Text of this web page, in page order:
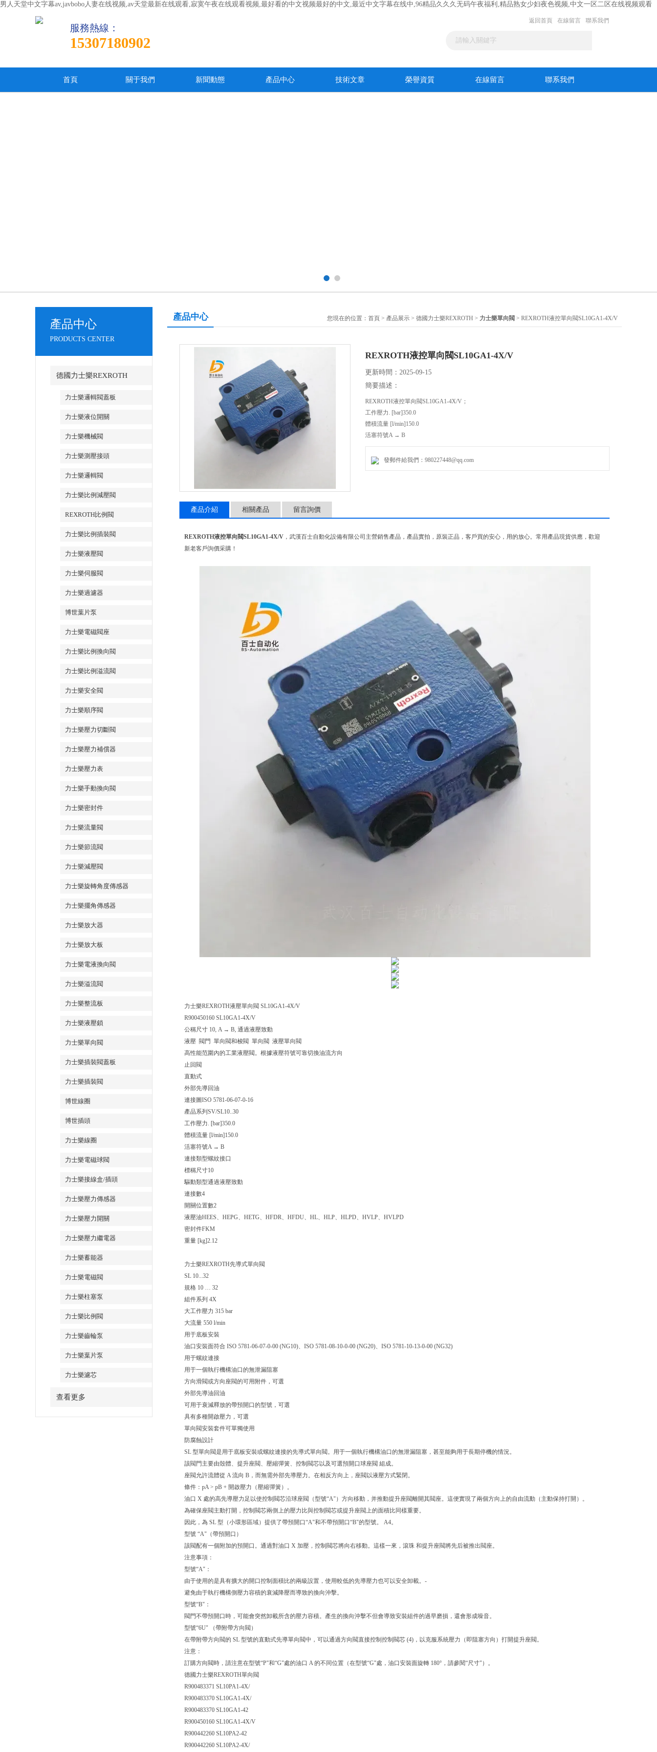
男人天堂中文字幕av,javbobo人妻在线视频,av天堂最新在线观看,寂寞午夜在线观看视频,最好看的中文视频最好的中文,最近中文字幕在线中,96精品久久久无码午夜福利,精品熟女少妇夜色视频,中文一区二区在线视频观看
服務熱線：
15307180902
返回首頁 在線留言 聯系我們
首頁 關于我們 新聞動態 產品中心 技術文章 榮譽資質 在線留言 聯系我們
產品中心
PRODUCTS CENTER
德國力士樂REXROTH
力士樂邏輯閥蓋板
力士樂液位開關
力士樂機械閥
力士樂測壓接頭
力士樂邏輯閥
力士樂比例減壓閥
REXROTH比例閥
力士樂比例插裝閥
力士樂液壓閥
力士樂伺服閥
力士樂過濾器
博世葉片泵
力士樂電磁閥座
力士樂比例換向閥
力士樂比例溢流閥
力士樂安全閥
力士樂順序閥
力士樂壓力切斷閥
力士樂壓力補償器
力士樂壓力表
力士樂手動換向閥
力士樂密封件
力士樂流量閥
力士樂節流閥
力士樂減壓閥
力士樂旋轉角度傳感器
力士樂擺角傳感器
力士樂放大器
力士樂放大板
力士樂電液換向閥
力士樂溢流閥
力士樂整流板
力士樂液壓鎖
力士樂單向閥
力士樂插裝閥蓋板
力士樂插裝閥
博世線圈
博世插頭
力士樂線圈
力士樂電磁球閥
力士樂接線盒/插頭
力士樂壓力傳感器
力士樂壓力開關
力士樂壓力繼電器
力士樂蓄能器
力士樂電磁閥
力士樂柱塞泵
力士樂比例閥
力士樂齒輪泵
力士樂葉片泵
力士樂濾芯
查看更多
產品中心 您現在的位置： 首頁 > 產品展示 > 德國力士樂REXROTH > 力士樂單向閥 > REXROTH液控單向閥SL10GA1-4X/V
REXROTH液控單向閥SL10GA1-4X/V
更新時間：2025-09-15
簡要描述：
REXROTH液控單向閥SL10GA1-4X/V；
工作壓力. [bar]350.0
體積流量 [l/min]150.0
活塞符號A → B
連接類型螺紋接口
標稱尺寸10
驅動類型通過液壓致動
發郵件給我們：980227448@qq.com
產品介紹 相關產品 留言詢價
REXROTH液控單向閥SL10GA1-4X/V ，武漢百士自動化設備有限公司主營銷售產品，產品實拍，原裝正品，客戶買的安心，用的放心。常用產品現貨供應，歡迎
新老客戶詢價采購！
力士樂REXROTH液壓單向閥 SL10GA1-4X/V
R900450160 SL10GA1-4X/V
公稱尺寸 10, A → B, 通過液壓致動
液壓 閥門 單向閥和梭閥 單向閥 液壓單向閥
高性能范圍內的工業液壓閥。根據液壓符號可靠切換油流方向
止回閥
直動式
外部先導回油
連接圖ISO 5781-06-07-0-16
產品系列 SV/SL10..30
工作壓力. [bar]350.0
體積流量 [l/min]150.0
活塞符號A → B
連接類型螺紋接口
標稱尺寸10
驅動類型通過液壓致動
連接數4
開關位置數2
液壓油HEES、HEPG、HETG、HFDR、HFDU、HL、HLP、HLPD、HVLP、HVLPD
密封件FKM
重量 [kg]2.12
力士樂REXROTH先導式單向閥
SL 10...32
規格 10 … 32
組件系列 4X
大工作壓力 315 bar
大流量 550 l/min
用于底板安裝
油口安裝面符合 ISO 5781-06-07-0-00 (NG10)、ISO 5781-08-10-0-00 (NG20)、ISO 5781-10-13-0-00 (NG32)
用于螺紋連接
用于一個執行機構油口的無泄漏阻塞
方向滑閥或方向座閥的可用附件，可選
外部先導油回油
可用于衰減釋放的帶預開口的型號，可選
具有多種開啟壓力，可選
單向閥安裝套件可單獨使用
防腐蝕設計
SL 型單向閥是用于底板安裝或螺紋連接的先導式單向閥。用于一個執行機構油口的無泄漏阻塞，甚至能夠用于長期停機的情況。
該閥門主要由殼體、提升座閥、壓縮彈簧、控制閥芯以及可選預開口球座閥 組成。
座閥允許流體從 A 流向 B，而無需外部先導壓力。在相反方向上，座閥以液壓方式緊閉。
條件：pA > pB + 開啟壓力（壓縮彈簧）。
油口 X 處的高先導壓力足以使控制閥芯沿球座閥（型號“A"）方向移動，并推動提升座閥離開其閥座。這便實現了兩個方向上的自由流動（主動保持打開）。
為確保座閥主動打開，控制閥芯兩側上的壓力比與控制閥芯或提升座閥上的面積比同樣重要。
因此，為 SL 型（小環形區域）提供了帶預開口“A"和不帶預開口“B"的型號。 A4。
型號 “A"（帶預開口）
該閥配有一個附加的預開口。通過對油口 X 加壓，控制閥芯將向右移動。這樣一來，滾珠 和提升座閥將先后被推出閥座。
注意事項：
型號“A"：
由于使用的是具有擴大的開口控制面積比的兩級設置，使用較低的先導壓力也可以安全卸載。‐
避免由于執行機構側壓力容積的衰減降壓而導致的換向沖擊。
型號“B"：
閥門不帶預開口時，可能會突然卸載所含的壓力容積。產生的換向沖擊不但會導致安裝組件的過早磨損，還會形成噪音。
型號“6U" （帶附帶方向閥）
在帶附帶方向閥的 SL 型號的直動式先導單向閥中，可以通過方向閥直接控制控制閥芯 (4)，以克服系統壓力（即阻塞方向）打開提升座閥。
注意：
訂購方向閥時，請注意在型號“P"和“G"處的油口 A 的不同位置（在型號“G"處，油口安裝面旋轉 180°，請參閱“尺寸"）。
德國力士樂REXROTH單向閥
R900483371 SL10PA1-4X/
R900483370 SL10GA1-4X/
R900483370 SL10GA1-42
R900450160 SL10GA1-4X/V
R900442260 SL10PA2-42
R900442260 SL10PA2-4X/